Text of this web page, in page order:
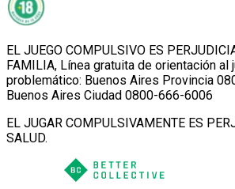
EL JUEGO COMPULSIVO ES
FAMILIA, Línea gratuita de orientación al
problemático: Buenos Aires Provincia
Buenos Aires Ciudad 0800-666-6006
EL JUGAR COMPULSIVAMENTE ES
SALUD.